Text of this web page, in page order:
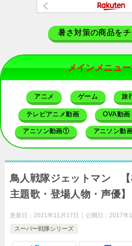
暑さ対策の商品をチ
メインメニュ
アニメ ゲーム 旅
テレビアニメ動画 OVA動画
アニソン動画① アニソン動
鳥人戦隊ジェットマン 【
主題歌・登場人物・声優】
更新日： 2021年11月17日 公開日： 2017年
スーパー戦隊シリーズ